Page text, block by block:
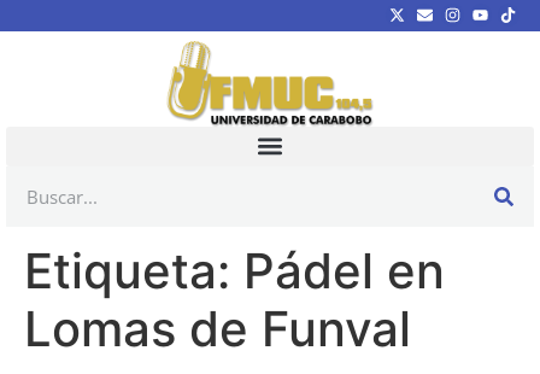
Etiqueta: Pádel en
Lomas de Funval